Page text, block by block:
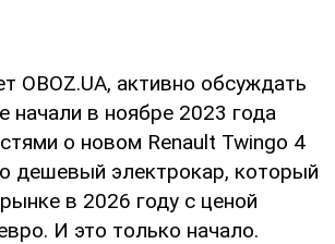
OBOZ.UA, активно обсуждать
начали в ноябре 2023 года
о новом Renault Twingo 4
дешевый электрокар, который
в 2026 году с ценой
И это только начало.